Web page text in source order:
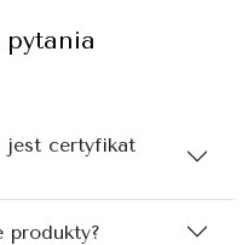
pytania
jest certyfikat
produkty?